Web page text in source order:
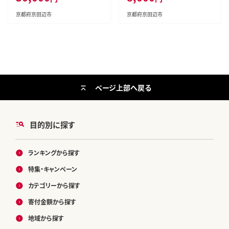
京都府京田辺市 京都府京田辺市
目的別に探す
ランキングから探す
特集・キャンペーン
カテゴリーから探す
寄付金額から探す
地域から探す
ページ上部へ戻る